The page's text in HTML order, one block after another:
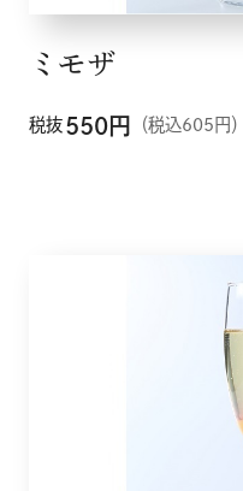
ミモザ
税抜 550円 （税込605円）